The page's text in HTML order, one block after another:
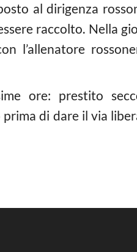
al dirigenza
raccolto. Nella
l’allenatore
ore: prestito
di dare il via